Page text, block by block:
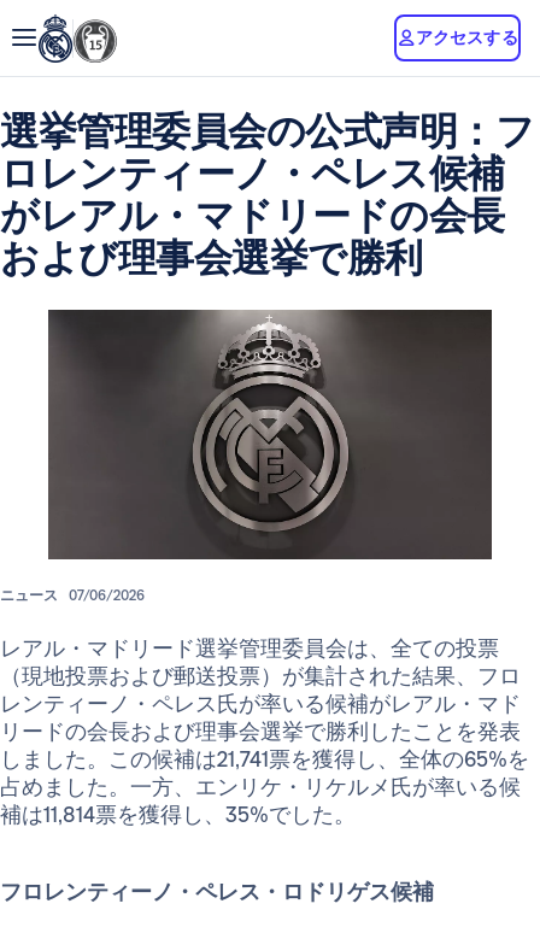
アクセスする
選挙管理委員会の公式声明：フ
ロレンティーノ・ペレス候補
がレアル・マドリードの会長
および理事会選挙で勝利
ニュース 07/06/2026
レアル・マドリード選挙管理委員会は、全ての投票
（現地投票および郵送投票）が集計された結果、フロ
レンティーノ・ペレス氏が率いる候補がレアル・マド
リードの会長および理事会選挙で勝利したことを発表
しました。この候補は21,741票を獲得し、全体の65%を
占めました。一方、エンリケ・リケルメ氏が率いる候
補は11,814票を獲得し、35%でした。
フロレンティーノ・ペレス・ロドリゲス候補